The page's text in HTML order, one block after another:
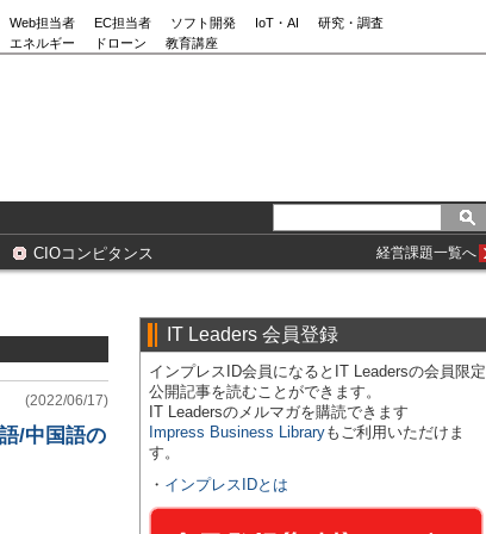
Web担当者 EC担当者 ソフト開発 IoT・AI
研究・調査
エネルギー
ドローン 教育講座
CIOコンピタンス 経営課題一覧へ
(2022/06/17)
/中国語の
IT Leaders 会員登録
インプレスID会員になるとIT Leadersの会員限定
公開記事を読むことができます。
IT Leadersのメルマガを購読できます
Impress Business Libraryもご利用いただけま
す。
・ インプレスIDとは